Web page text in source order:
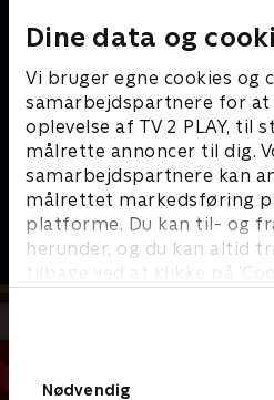
Dine data og
Vi bruger egne cookies og
samarbejdspartnere for at
oplevelse af TV 2 PLAY, til
målrette annoncer til dig.
samarbejdspartnere kan
målrettet markedsføring
platforme. Du kan til- og
herunder, og du kan altid
tilbage ved at klikke på
Nødvendig
Presselogen
Nyheder & Magasiner